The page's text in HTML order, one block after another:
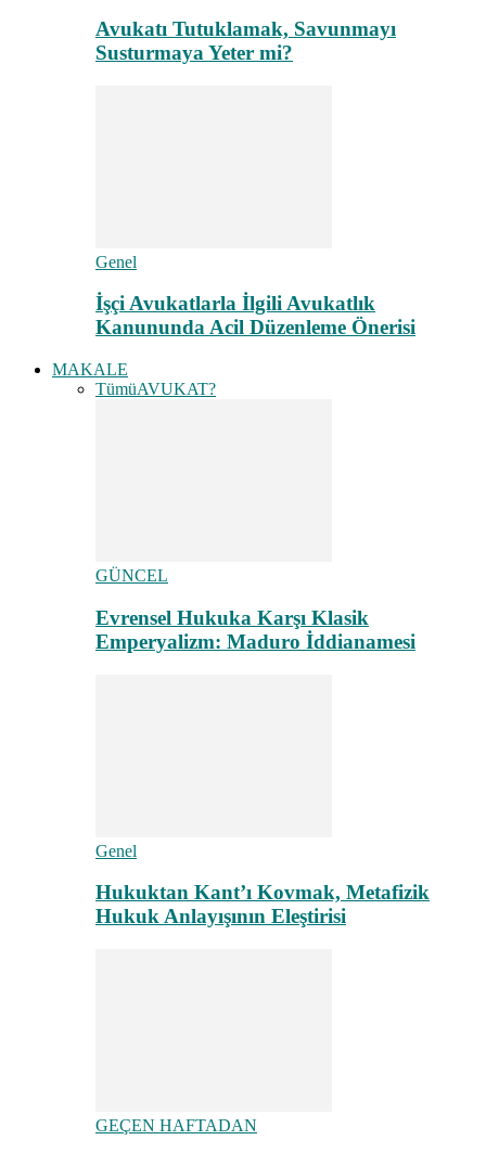
Avukatı Tutuklamak, Savunmayı
Susturmaya Yeter mi?
Genel
İşçi Avukatlarla İlgili Avukatlık
Kanununda Acil Düzenleme Önerisi
MAKALE
TümüAVUKAT?
GÜNCEL
Evrensel Hukuka Karşı Klasik
Emperyalizm: Maduro İddianamesi
Genel
Hukuktan Kant’ı Kovmak, Metafizik
Hukuk Anlayışının Eleştirisi
GEÇEN HAFTADAN